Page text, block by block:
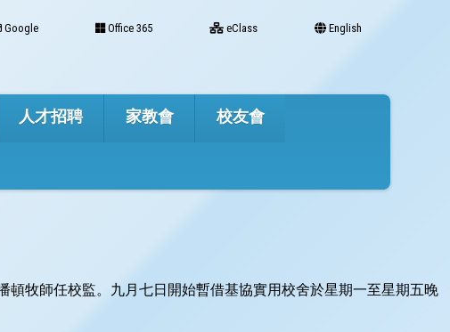
Google Office 365 eClass English
人才招聘 家教會 校友會